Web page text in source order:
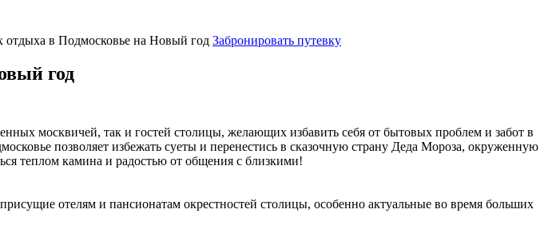
отдыха в Подмосковье на Новый год Забронировать путевку
год
москвичей, так и гостей столицы, желающих избавить себя от бытовых проблем и забот в
позволяет избежать суеты и перенестись в сказочную страну Деда Мороза, окруженную
теплом камина и радостью от общения с близкими!
отелям и пансионатам окрестностей столицы, особенно актуальные во время больших